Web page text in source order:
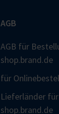
AGB
AGB für
shop.brand.de
für
Lieferländer
shop.brand.de